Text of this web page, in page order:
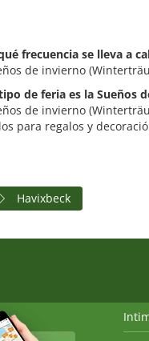
frecuencia se lleva a
de invierno
de feria es la Sueños
de invierno
para regalos y
Havixbeck